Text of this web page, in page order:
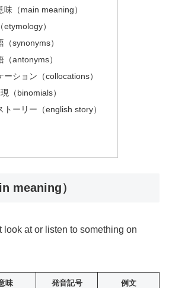
味（main meaning）
etymology）
（synonyms）
（antonyms）
ーション（collocations）
（binomials）
トーリー（english story）
meaning）
look at or listen to something on
味 発音記号 例文